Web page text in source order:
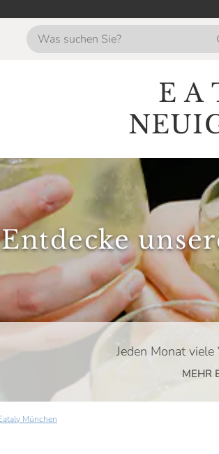
E A
Entdecke
Jeden Monat
MEHR
Eataly München